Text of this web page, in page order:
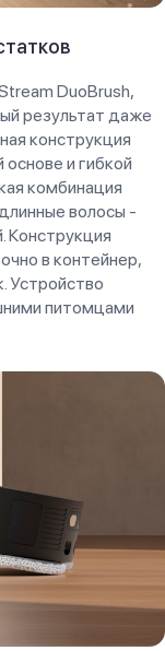
DuoBrush,
результат даже
конструкция
и гибкой
комбинация
волосы -
Конструкция
в контейнер,
Устройство
питомцами